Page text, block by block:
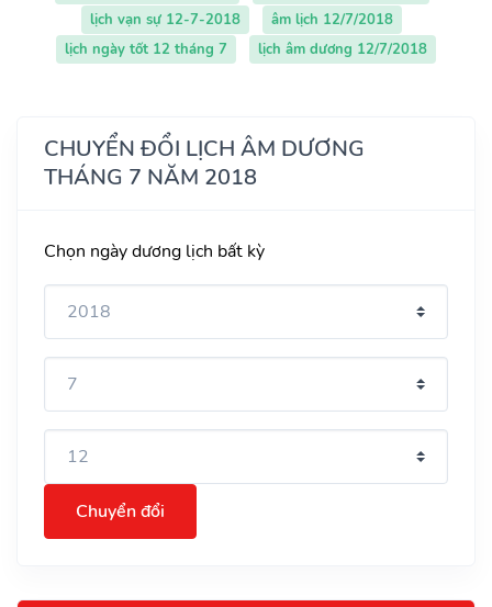
lịch vạn sự 12-7-2018
âm lịch 12/7/2018
lịch ngày tốt 12 tháng 7
lịch âm dương 12/7/2018
CHUYỂN ĐỔI LỊCH ÂM DƯƠNG
THÁNG 7 NĂM 2018
Chọn ngày dương lịch bất kỳ
Chuyển đổi